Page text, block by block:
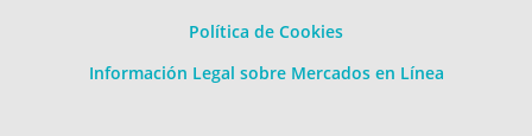
Política de Cookies
Información Legal sobre Mercados en Línea